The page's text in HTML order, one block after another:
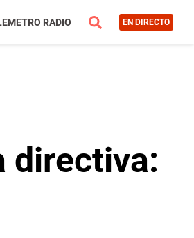
RADIO EN DIRECTO
directiva: